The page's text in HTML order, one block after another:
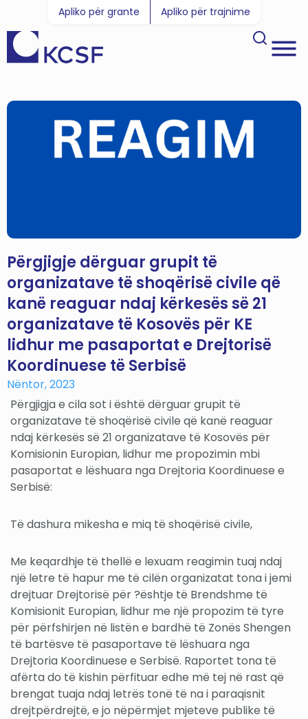
Apliko për grante Apliko për trajnime
Përgjigje dërguar grupit të
organizatave të shoqërisë civile që
kanë reaguar ndaj kërkesës së 21
organizatave të Kosovës për KE
lidhur me pasaportat e Drejtorisë
Koordinuese të Serbisë
Nëntor, 2023
Përgjigja e cila sot i është dërguar grupit të
organizatave të shoqërisë civile që kanë reaguar
ndaj kërkesës së 21 organizatave të Kosovës për
Komisionin Europian, lidhur me propozimin mbi
pasaportat e lëshuara nga Drejtoria Koordinuese e
Serbisë:
Të dashura mikesha e miq të shoqërisë civile,
Me keqardhje të thellë e lexuam reagimin tuaj ndaj
një letre të hapur me të cilën organizatat tona i jemi
drejtuar Drejtorisë për ?ështje të Brendshme të
Komisionit Europian, lidhur me një propozim të tyre
për përfshirjen në listën e bardhë të Zonës Shengen
të bartësve të pasaportave të lëshuara nga
Drejtoria Koordinuese e Serbisë. Raportet tona të
afërta do të kishin përfituar edhe më tej në rast që
brengat tuaja ndaj letrës tonë të na i paraqisnit
drejtpërdrejtë, e jo nëpërmjet mjeteve publike të